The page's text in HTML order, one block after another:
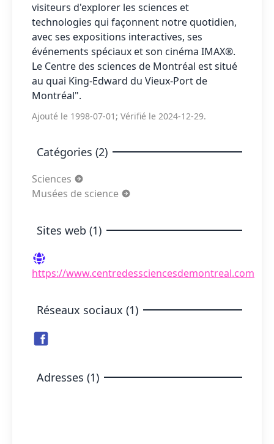
visiteurs d'explorer les sciences et
technologies qui façonnent notre quotidien,
avec ses expositions interactives, ses
événements spéciaux et son cinéma IMAX®.
Le Centre des sciences de Montréal est situé
au quai King-Edward du Vieux-Port de
Montréal".
Ajouté le 1998-07-01; Vérifié le 2024-12-29.
Catégories (2)
Sciences
Musées de science
Sites web (1)
https://www.centredessciencesdemontreal.com
Réseaux sociaux (1)
Adresses (1)